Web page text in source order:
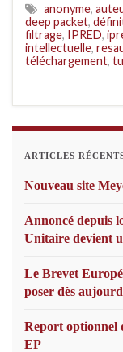
anonyme,
deep packet,
filtrage, IPRED,
intellectuelle,
téléchargement,
ARTICLES
Nouveau site
Annoncé depuis
Unitaire devient
Le Brevet
poser dès
Report optionnel
EP